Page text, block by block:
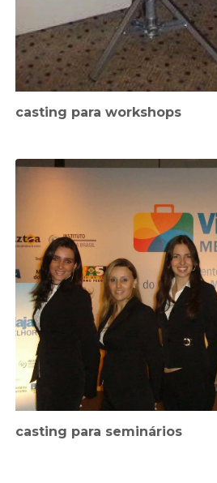
casting para workshops
casting para seminários